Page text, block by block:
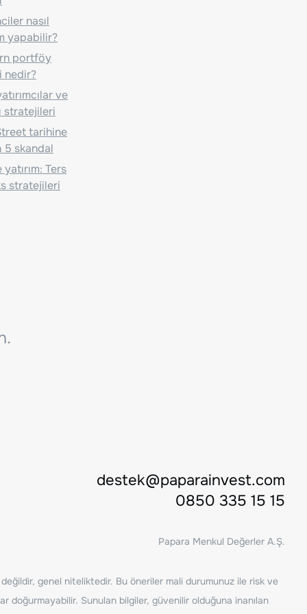
nasıl
yapabilir?
portföy
nedir?
ve
stratejileri
tarihine
5 skandal
Ters
stratejileri
destek@paparainvest.com
0850 335 15 15
Papara Menkul Değerler A.Ş.
değildir, genel niteliktedir. Bu öneriler mali durumunuz ile risk ve
doğurmayabilir. Sunulan bilgiler, güvenilir olduğuna inanılan